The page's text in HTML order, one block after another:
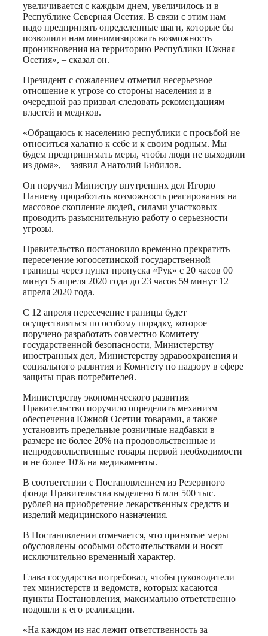
увеличивается с каждым днем, увеличилось и в
Республике Северная Осетия. В связи с этим нам
надо предпринять определенные шаги, которые бы
позволили нам минимизировать возможность
проникновения на территорию Республики Южная
Осетия», – сказал он.
Президент с сожалением отметил несерьезное
отношение к угрозе со стороны населения и в
очередной раз призвал следовать рекомендациям
властей и медиков.
«Обращаюсь к населению республики с просьбой не
относиться халатно к себе и к своим родным. Мы
будем предпринимать меры, чтобы люди не выходили
из дома», – заявил Анатолий Бибилов.
Он поручил Министру внутренних дел Игорю
Наниеву проработать возможность реагирования на
массовое скопление людей, силами участковых
проводить разъяснительную работу о серьезности
угрозы.
Правительство постановило временно прекратить
пересечение югоосетинской государственной
границы через пункт пропуска «Рук» с 20 часов 00
минут 5 апреля 2020 года до 23 часов 59 минут 12
апреля 2020 года.
С 12 апреля пересечение границы будет
осуществляться по особому порядку, которое
поручено разработать совместно Комитету
государственной безопасности, Министерству
иностранных дел, Министерству здравоохранения и
социального развития и Комитету по надзору в сфере
защиты прав потребителей.
Министерству экономического развития
Правительство поручило определить механизм
обеспечения Южной Осетии товарами, а также
установить предельные розничные надбавки в
размере не более 20% на продовольственные и
непродовольственные товары первой необходимости
и не более 10% на медикаменты.
В соответствии с Постановлением из Резервного
фонда Правительства выделено 6 млн 500 тыс.
рублей на приобретение лекарственных средств и
изделий медицинского назначения.
В Постановлении отмечается, что принятые меры
обусловлены особыми обстоятельствами и носят
исключительно временный характер.
Глава государства потребовал, чтобы руководители
тех министерств и ведомств, которых касаются
пункты Постановления, максимально ответственно
подошли к его реализации.
«На каждом из нас лежит ответственность за